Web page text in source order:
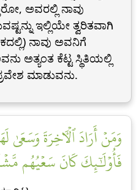
ಅವರಲ್ಲಿ ನಾವು
ಇಲ್ಲಿಯೇ ತ್ವರಿತವಾಗಿ
ನಾವು ಅವನಿಗೆ
ಅತ್ಯಂತ ಕೆಟ್ಟ ಸ್ಥಿತಿಯಲ್ಲಿ
ಮಾಡುವನು.
وَمَنۡ أَرَادَ ٱلۡأٓخِرَةَ وَسَعَىٰ
فَأُوْلَٰٓئِكَ كَانَ سَعۡيُهُم